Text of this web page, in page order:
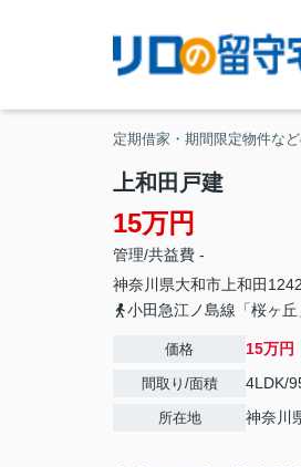
定期借家・期間限定物件な
上和田戸建
15万円
管理/共益費 -
神奈川県大和市 上和田
小田急江ノ島線「桜ヶ
価格 15万円
間取り/面積 4LDK/
所在地 神奈川